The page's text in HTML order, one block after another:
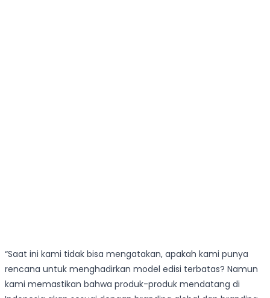
“Saat ini kami tidak bisa mengatakan, apakah kami punya
rencana untuk menghadirkan model edisi terbatas? Namun
kami memastikan bahwa produk-produk mendatang di